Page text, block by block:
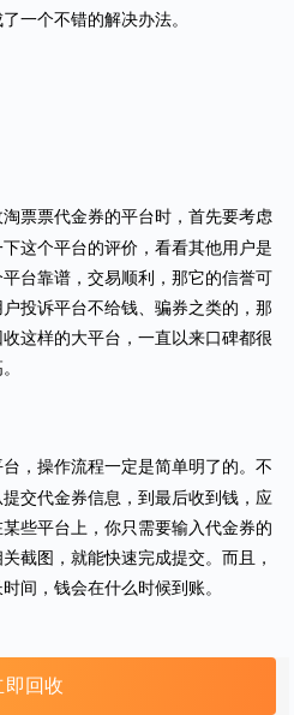
一个不错的解决办法。
票票代金券的平台时，首先要考虑
这个平台的评价，看看其他用户是
台靠谱，交易顺利，那它的信誉可
投诉平台不给钱、骗券之类的，那
收这样的大平台，一直以来口碑都很
，操作流程一定是简单明了的。不
交代金券信息，到最后收到钱，应
些平台上，你只需要输入代金券的
截图，就能快速完成提交。而且，
间，钱会在什么时候到账。
的回收价格可能不一样。在选择
即回收